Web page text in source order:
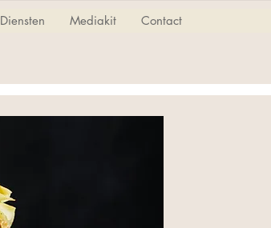
Diensten Mediakit Contact